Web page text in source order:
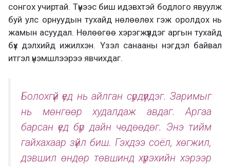
сонгох учиртай. Түүнээс биш идэвхтэй бодлого явуулж
буй улс орнуудын тухайд нөлөөлөх гэж оролдох нь
жамын асуудал. Нөлөөгөө хэрэгжүүлдэг аргын тухайд
бүх дэлхийд ижилхэн. Үзэл санааны нэгдэл байвал
итгэл үнэмшлээрээ явчихдаг.
Болохгүй үед нь айлган сүрдүүлдэг. Заримыг
нь мөнгөөр худалдаж авдаг. Аргаа
барсан үед бүр дайн чөдөөдөг. Энэ тийм
гайхахаар зүйл биш. Гэхдээ соёл, хөгжил,
дэвшил өндөр төвшинд хүрэхийн хэрээр